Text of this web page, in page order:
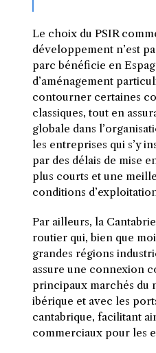
Le choix du PSIR
développement n’est
parc bénéficie en
d’aménagement
contourner certaines
classiques, tout en
globale dans
les entreprises qui s’y
par des délais de mise
plus courts et une
conditions
Par ailleurs, la
routier qui, bien que
grandes régions
assure une connexion
principaux marchés du
ibérique et avec les
cantabrique, facilitant
commerciaux pour les